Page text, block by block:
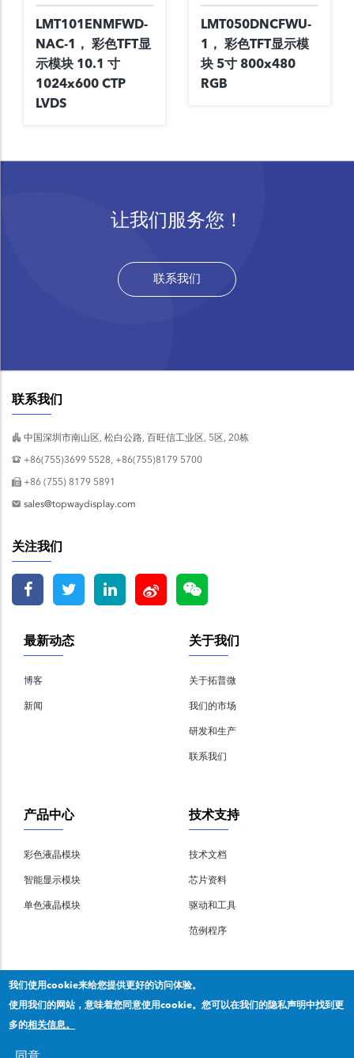
LMT101ENMFWD-
NAC-1， 彩色TFT显
示模块 10.1 寸
1024x600 CTP
LVDS
LMT050DNCFWU-
1， 彩色TFT显示模
块 5寸 800x480
RGB
让我们服务您！
联系我们
联系我们
中国深圳市南山区, 松白公路, 百旺信工业区, 5区, 20栋
+86(755)3699 5528, +86(755)8179 5700
+86 (755) 8179 5891
sales@topwaydisplay.com
关注我们
关于我们
关于拓普微
我们的市场
研发和生产
联系我们
最新动态
博客
新闻
技术支持
技术文档
芯片资料
驱动和工具
范例程序
产品中心
彩色液晶模块
智能显示模块
单色液晶模块
我们使用cookie来给您提供更好的访问体验。
使用我们的网站，意味着您同意使用cookie。您可以在我们的隐私声明中找到更
多的相关信息。